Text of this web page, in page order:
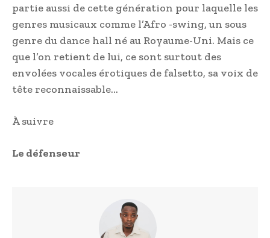
partie aussi de cette génération pour laquelle les
genres musicaux comme l’Afro -swing, un sous
genre du dance hall né au Royaume-Uni. Mais ce
que l’on retient de lui, ce sont surtout des
envolées vocales érotiques de falsetto, sa voix de
tête reconnaissable…
À suivre
Le défenseur